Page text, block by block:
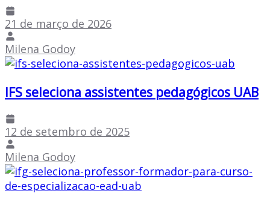
21 de março de 2026
Milena Godoy
IFS seleciona assistentes pedagógicos UAB
12 de setembro de 2025
Milena Godoy